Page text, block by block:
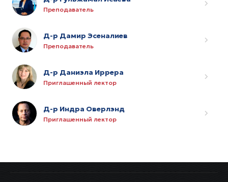
Преподаватель
Д-р Дамир Эсеналиев
Преподаватель
Д-р Даниэла Иррера
Приглашенный лектор
Д-р Индра Оверлэнд
Приглашенный лектор